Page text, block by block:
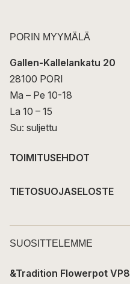
PORIN MYYMÄLÄ
Gallen-Kallelankatu 20
28100 PORI
Ma – Pe 10-18
La 10 – 15
Su: suljettu
TOIMITUSEHDOT
TIETOSUOJASELOSTE
SUOSITTELEMME
&Tradition Flowerpot VP8